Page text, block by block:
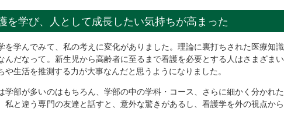
を学び、人として成長したい気持ちが高まった
を学んでみて、私の考えに変化がありました。理論に裏打ちされた医療知
んだなって。新生児から高齢者に至るまで看護を必要とする人はさまざま
や生活を推測する力が大事なんだと思うようになりました。
学部が多いのはもちろん、学部の中の学科・コース、さらに細かく分かれ
私と違う専門の友達と話すと、意外な驚きがあるし、看護学を外の視点か